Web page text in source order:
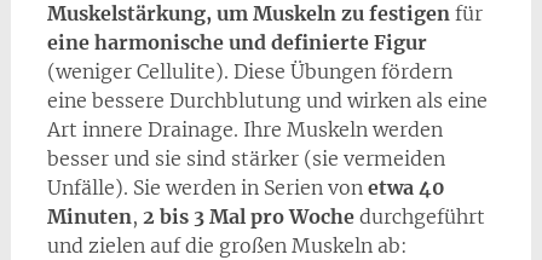
Muskelstärkung, um Muskeln zu festigen für
eine harmonische und definierte Figur
(weniger Cellulite). Diese Übungen fördern
eine bessere Durchblutung und wirken als eine
Art innere Drainage. Ihre Muskeln werden
besser und sie sind stärker (sie vermeiden
Unfälle). Sie werden in Serien von etwa 40
Minuten, 2 bis 3 Mal pro Wochedurchgeführt
und zielen auf die großen Muskeln ab: